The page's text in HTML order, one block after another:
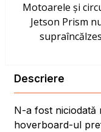
Motoarele și
Jetson Prism
Descriere
N-a fost niciodată
hoverboard-ul